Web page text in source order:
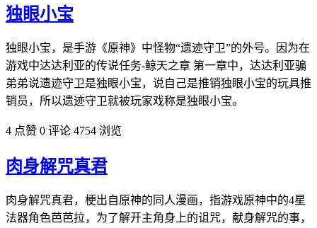
独眼小宝
独眼小宝，是手游《原神》中怪物“遗迹守卫”的外号。因为在
游戏中达达利亚的传说任务-鲸天之章 第一章中，达达利亚骗
弟弟说遗迹守卫是独眼小宝，说自己是推销独眼小宝的玩具推
销员，所以遗迹守卫就被玩家戏称是独眼小宝。​
4 点赞 0 评论 4754 浏览
肉身解咒真君
肉身解咒真君，梗出自原神的同人漫画，指游戏原神中的4星
法器角色芭芭拉，为了解开主角身上的诅咒，献身解咒的事，